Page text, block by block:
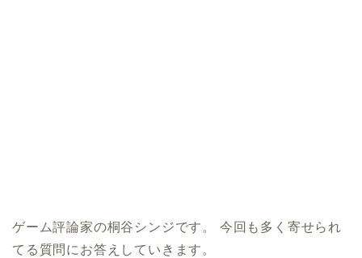
ゲーム評論家の桐谷シンジです。 今回も多く寄せられ
てる質問にお答えしていきます。